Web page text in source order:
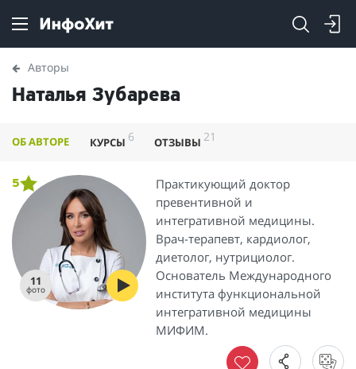
Авторы
Наталья Зубарева
ОБ АВТОРЕ КУРСЫ 6 ОТЗЫВЫ 21
11
фото
5
Практикующий доктор
превентивной и
интегративной медицины.
Врач-терапевт, кардиолог,
диетолог, нутрициолог.
Основатель Международного
института функциональной
интегративной медицины
МИФИМ.